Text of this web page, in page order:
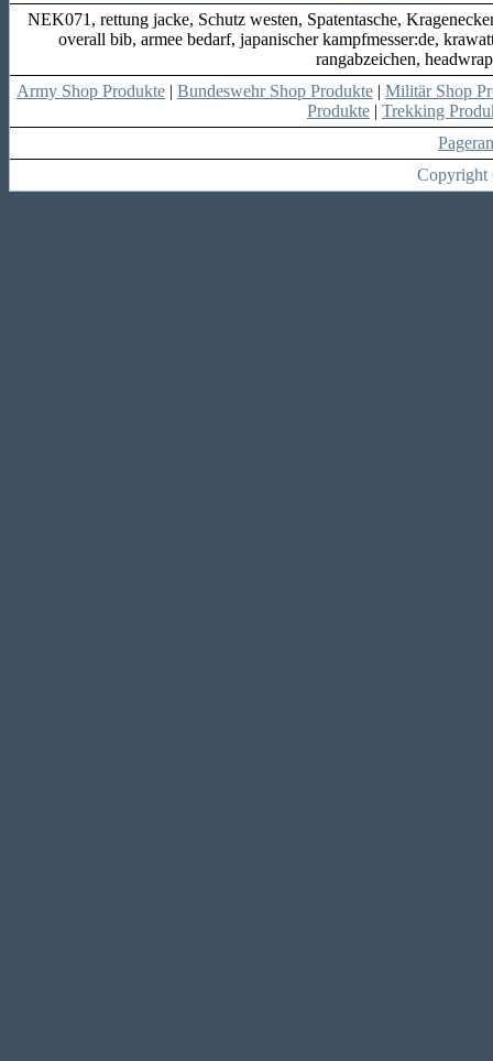
NEK071, rettung jacke, Schutz westen, Spatentasche,
overall bib, armee bedarf, japanischer kampfmesser:de,
rangabzeichen,
Army Shop Produkte | Bundeswehr Shop Produkte | Militär Shop
Produkte | Trekking